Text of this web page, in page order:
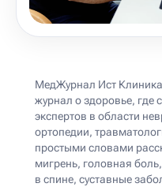
МедЖурнал Ист
журнал о здоровье, где
экспертов в области
ортопедии,
простыми словами
мигрень, головная
в спине, суставные